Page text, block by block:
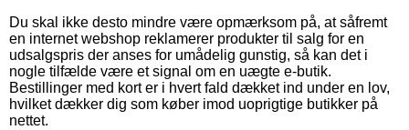
Du skal ikke desto mindre være opmærksom på, at såfremt
en internet webshop reklamerer produkter til salg for en
udsalgspris der anses for umådelig gunstig, så kan det i
nogle tilfælde være et signal om en uægte e-butik.
Bestillinger med kort er i hvert fald dækket ind under en lov,
hvilket dækker dig som køber imod uoprigtige butikker på
nettet.